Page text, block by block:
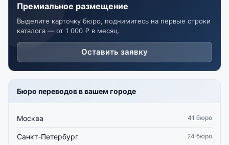
Премиальное размещение
Выделите карточку бюро, поднимитесь на первые строки
каталога — от 1 000 ₽ в месяц.
Оставить заявку
Бюро переводов в вашем городе
Москва 41 бюро
Санкт-Петербург 24 бюро